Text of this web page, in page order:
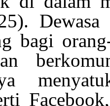
. Dewasa
bagi